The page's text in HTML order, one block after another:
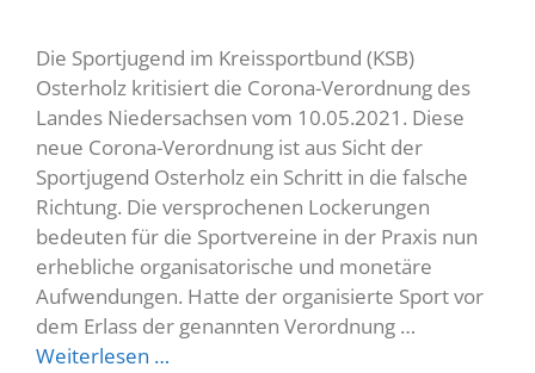
Die Sportjugend im Kreissportbund (KSB)
Osterholz kritisiert die Corona-Verordnung des
Landes Niedersachsen vom 10.05.2021. Diese
neue Corona-Verordnung ist aus Sicht der
Sportjugend Osterholz ein Schritt in die falsche
Richtung. Die versprochenen Lockerungen
bedeuten für die Sportvereine in der Praxis nun
erhebliche organisatorische und monetäre
Aufwendungen. Hatte der organisierte Sport vor
dem Erlass der genannten Verordnung …
Weiterlesen …